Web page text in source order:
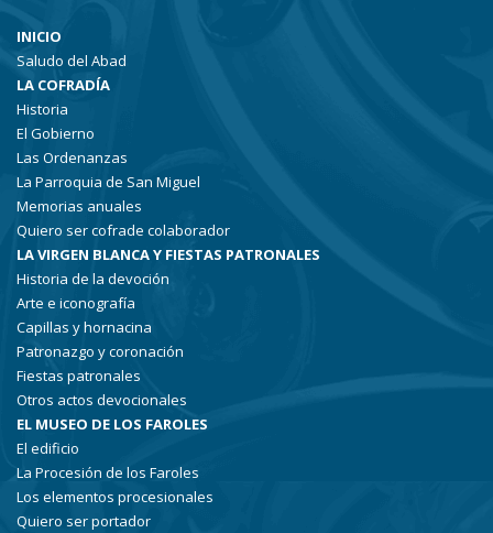
INICIO
Saludo del Abad
LA COFRADÍA
Historia
El Gobierno
Las Ordenanzas
La Parroquia de San Miguel
Memorias anuales
Quiero ser cofrade colaborador
LA VIRGEN BLANCA Y FIESTAS PATRONALES
Historia de la devoción
Arte e iconografía
Capillas y hornacina
Patronazgo y coronación
Fiestas patronales
Otros actos devocionales
EL MUSEO DE LOS FAROLES
El edificio
La Procesión de los Faroles
Los elementos procesionales
Quiero ser portador